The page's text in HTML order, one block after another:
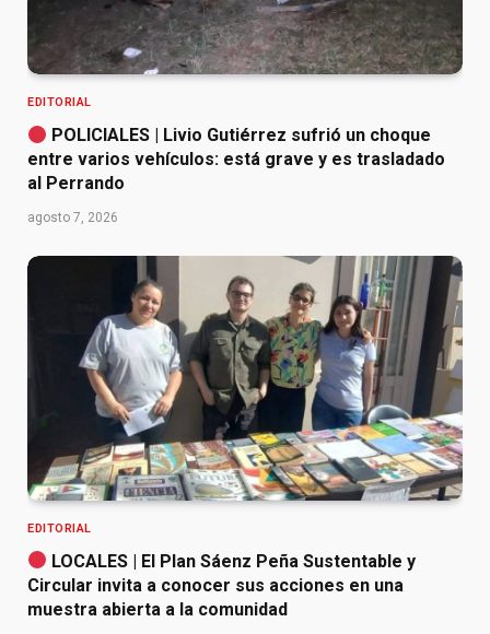
EDITORIAL
POLICIALES | Livio Gutiérrez sufrió un choque
entre varios vehículos: está grave y es trasladado
al Perrando
agosto 7, 2026
EDITORIAL
LOCALES | El Plan Sáenz Peña Sustentable y
Circular invita a conocer sus acciones en una
muestra abierta a la comunidad